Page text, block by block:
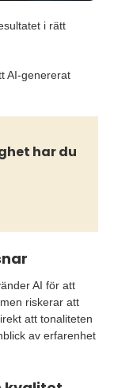
i rätt
AI-genererat
har du
AI för att
riskerar att
att tonaliteten
av erfarenhet